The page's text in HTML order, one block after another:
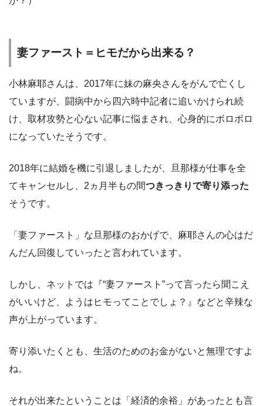
妻ファースト＝ヒモだから出来る？
小林麻耶さんは、2017年に妹の麻央さんをがんで亡くし
ていますが、闘病中から四六時中記者に追いかけられ続
け、取材攻勢と心ない記事に悩まされ、心身的にボロボロ
になっていたそうです。
2018年に結婚を機に引退しましたが、旦那様が仕事を全
てキャンセルし、2ヵ月半もの間つきっきりで寄り添った
そうです。
「妻ファースト」な旦那様のおかげで、麻耶さんの心はだ
んだん回復していったと言われています。
しかし、ネットでは『“妻ファースト”って言ったら聞こえ
がいいけど、ようはヒモってことでしょ？』などと辛辣な
声が上がっています。
寄り添いたくとも、生活のためのお金がないと無理ですよ
ね。
それが出来たということは「経済的余裕」があったとも言